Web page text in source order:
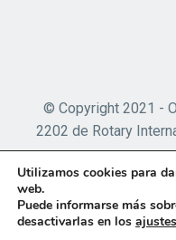
© Copyright 2021 -
2202 de Rotary
Utilizamos cookies para
web.
Puede informarse más
desactivarlas en los ajustes